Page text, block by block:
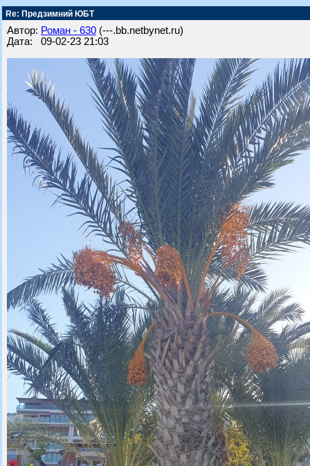
Re: Предзимний ЮБТ
Автор: Роман - 630 (---.bb.netbynet.ru)
Дата: 09-02-23 21:03